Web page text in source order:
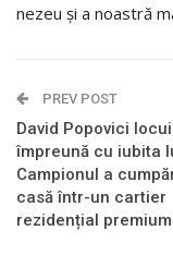
nezeu și a noastră
PREV POST
David Popovici
împreună cu iubita
Campionul a
casă într-un cartier
rezidențial premium